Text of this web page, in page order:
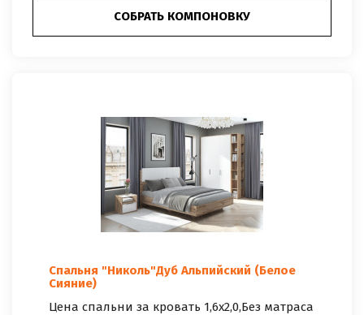
СОБРАТЬ КОМПОНОВКУ
Спальня "Николь"Дуб Альпийский (Белое
Сияние)
Цена спальни за кровать 1,6х2,0,Без матраса